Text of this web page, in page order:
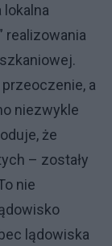
realizowania
a
niezwykle
że
– zostały
nie
lądowiska